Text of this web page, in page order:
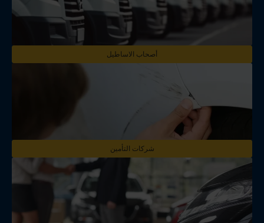
أصحاب الاساطيل
شركات التأمين